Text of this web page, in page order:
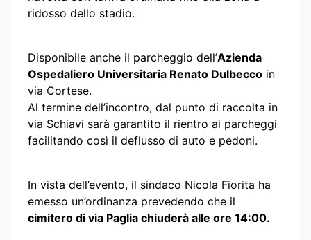
ridosso dello stadio.
Disponibile anche il parcheggio dell’Azienda
Ospedaliero Universitaria Renato Dulbecco in
via Cortese.
Al termine dell’incontro, dal punto di raccolta in
via Schiavi sarà garantito il rientro ai parcheggi
facilitando così il deflusso di auto e pedoni.
In vista dell’evento, il sindaco Nicola Fiorita ha
emesso un’ordinanza prevedendo che il
cimitero di via Paglia chiuderà alle ore 14:00.